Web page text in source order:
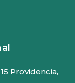
Providencia,